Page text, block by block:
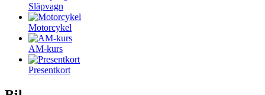
Släpvagn
Motorcykel
AM-kurs
Presentkort